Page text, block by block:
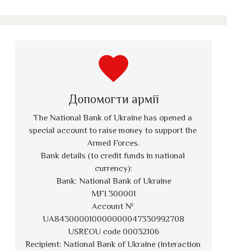
favorite
Допомогти армії
The National Bank of Ukraine has opened a
special account to raise money to support the
Armed Forces.
Bank details (to credit funds in national
currency):
Bank: National Bank of Ukraine
MFI 300001
Account №
UA843000010000000047330992708
USREOU code 00032106
Recipient: National Bank of Ukraine (interaction